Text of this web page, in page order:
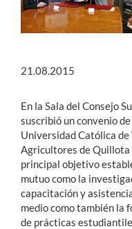
21.08.2015
En la Sala del Consejo
suscribió un convenio
Universidad Católica
Agricultores de Quillota
principal objetivo
mutuo como la
capacitación y
medio como también la
de prácticas